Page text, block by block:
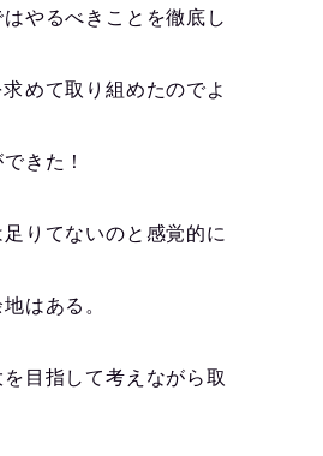
やるべきことを徹底し
めて取り組めたのでよ
きた！
りてないのと感覚的に
はある。
目指して考えながら取